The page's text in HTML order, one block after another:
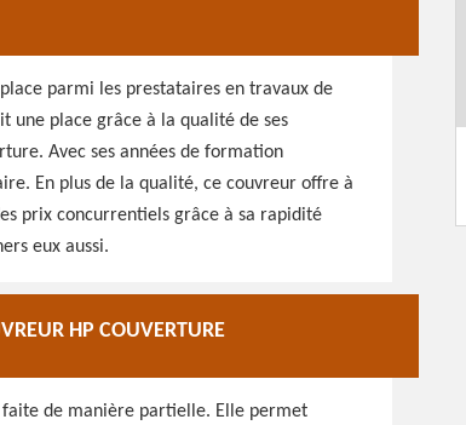
parmi les prestataires en travaux de
une place grâce à la qualité de ses
Avec ses années de formation
En plus de la qualité, ce couvreur offre à
prix concurrentiels grâce à sa rapidité
eux aussi.
HP COUVERTURE
de manière partielle. Elle permet